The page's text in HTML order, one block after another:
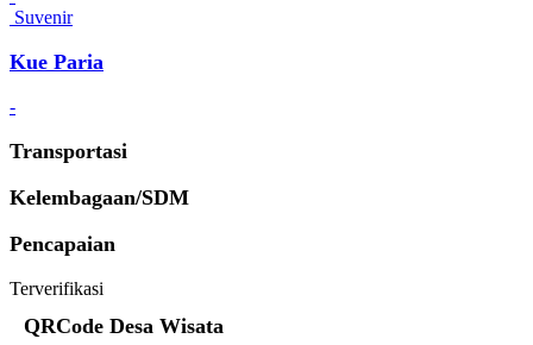
Suvenir
Kue Paria
-
Transportasi
Kelembagaan/SDM
Pencapaian
Terverifikasi
QRCode Desa Wisata